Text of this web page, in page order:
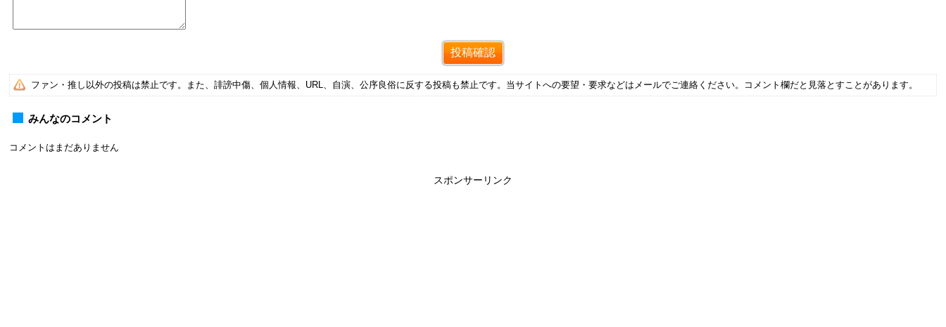
ファン・推し以外の投稿は禁止です。また、誹謗中傷、個人情報、URL、自演、公序良俗に反する投稿も禁止です。当サイトへの要望・要求などはメールでご連絡ください。コメント欄だと見落とすことがあります。
みんなのコメント
コメントはまだありません
スポンサーリンク